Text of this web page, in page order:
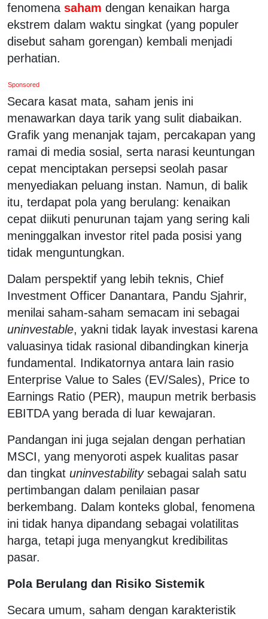
fenomena saham dengan kenaikan harga
ekstrem dalam waktu singkat (yang populer
disebut saham gorengan) kembali menjadi
perhatian.
Sponsored
Secara kasat mata, saham jenis ini
menawarkan daya tarik yang sulit diabaikan.
Grafik yang menanjak tajam, percakapan yang
ramai di media sosial, serta narasi keuntungan
cepat menciptakan persepsi seolah pasar
menyediakan peluang instan. Namun, di balik
itu, terdapat pola yang berulang: kenaikan
cepat diikuti penurunan tajam yang sering kali
meninggalkan investor ritel pada posisi yang
tidak menguntungkan.
Dalam perspektif yang lebih teknis, Chief
Investment Officer Danantara, Pandu Sjahrir,
menilai saham-saham semacam ini sebagai
uninvestable, yakni tidak layak investasi karena
valuasinya tidak rasional dibandingkan kinerja
fundamental. Indikatornya antara lain rasio
Enterprise Value to Sales (EV/Sales), Price to
Earnings Ratio (PER), maupun metrik berbasis
EBITDA yang berada di luar kewajaran.
Pandangan ini juga sejalan dengan perhatian
MSCI, yang menyoroti aspek kualitas pasar
dan tingkat uninvestabilitysebagai salah satu
pertimbangan dalam penilaian pasar
berkembang. Dalam konteks global, fenomena
ini tidak hanya dipandang sebagai volatilitas
harga, tetapi juga menyangkut kredibilitas
pasar.
Pola Berulang dan Risiko Sistemik
Secara umum, saham dengan karakteristik